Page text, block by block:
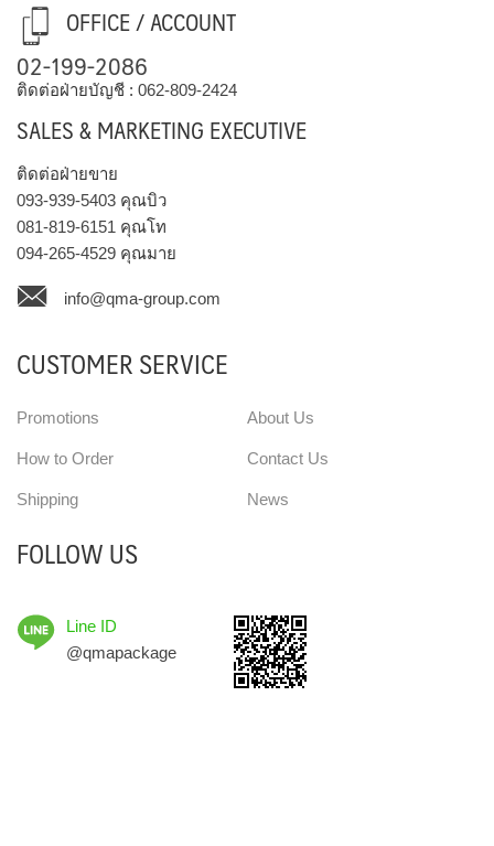
OFFICE / ACCOUNT
02-199-2086
ติดต่อฝ่ายบัญชี : 062-809-2424
SALES & MARKETING EXECUTIVE
ติดต่อฝ่ายขาย
093-939-5403 คุณบิว
081-819-6151 คุณโท
094-265-4529 คุณมาย
info@qma-group.com
CUSTOMER SERVICE
Promotions
How to Order
Shipping
About Us
Contact Us
News
FOLLOW US
Line ID
@qmapackage